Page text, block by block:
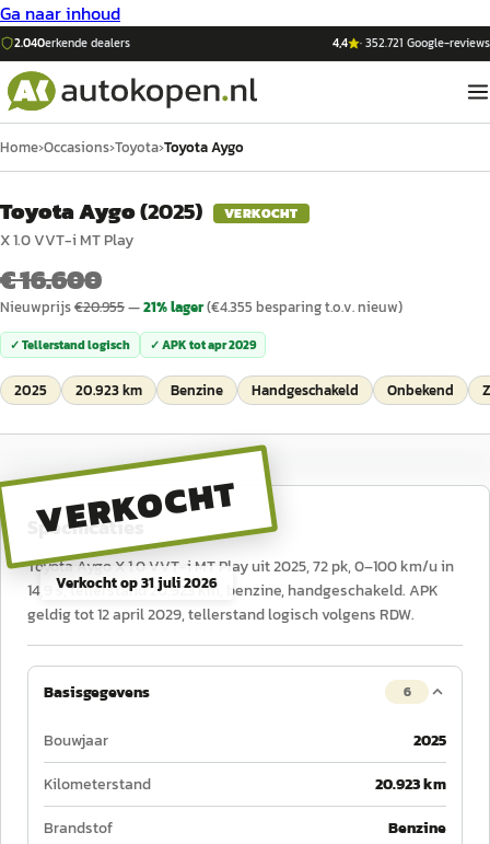
Ga naar inhoud
2.040erkende dealers 4,4 ·352.721 Google-reviews
Home›Occasions›Toyota›Toyota Aygo
Toyota Aygo(2025) VERKOCHT
X 1.0 VVT-i MT Play
€ 16.600
Nieuwprijs€20.955—21% lager(€4.355 besparing t.o.v. nieuw)
✓ Tellerstand logisch ✓ APK totapr 2029
2025 20.923 km Benzine Handgeschakeld Onbekend
VERKOCHT
Verkocht op31 juli 2026
Specificaties
Toyota Aygo X 1.0 VVT-i MT Play uit 2025, 72 pk, 0–100 km/u in
14,9 s, tellerstand 20.923 km, benzine, handgeschakeld. APK
geldig tot 12 april 2029, tellerstand logisch volgens RDW.
Basisgegevens 6
Bouwjaar
2025
Kilometerstand
20.923 km
Brandstof
Benzine